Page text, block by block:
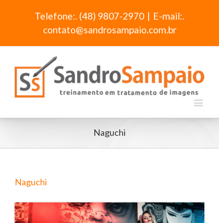
Telefone:. (48) 9807-2970 | E-mail:.
contato@sandrosampaio.com.br
Naguchi
Naguchi